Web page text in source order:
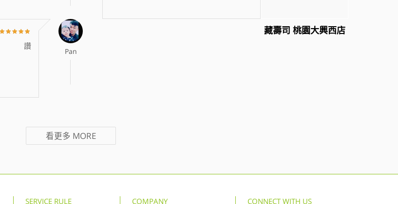
藏壽司 桃園大興西店
Pan
讚
看更多 MORE
SERVICE RULE COMPANY CONNECT WITH US